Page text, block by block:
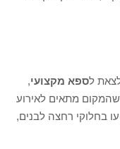
לספא מקצועי,
ושהמקום מתאים לאירוע
בחלוקי רחצה לבנים,